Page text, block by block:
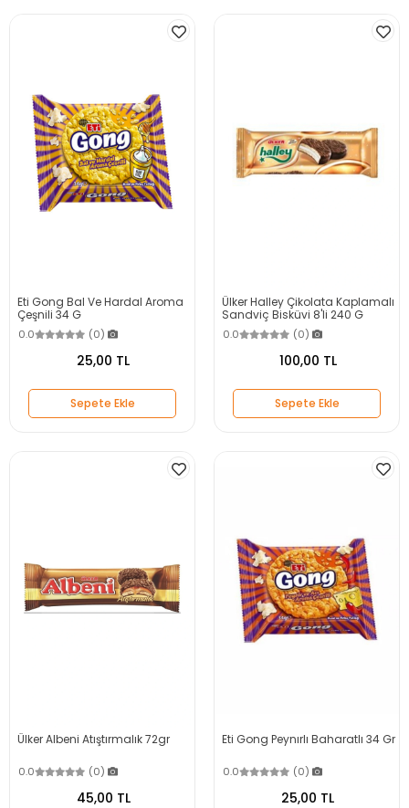
Eti Gong Bal Ve Hardal Aroma
Çeşnili 34 G
0.0 (0)
25,00 TL
Sepete Ekle
Ülker Halley Çikolata Kaplamalı
Sandviç Bisküvi 8'li 240 G
0.0 (0)
100,00 TL
Sepete Ekle
Ülker Albeni Atıştırmalık 72gr
0.0 (0)
45,00 TL
Eti Gong Peynırlı Baharatlı 34 Gr
0.0 (0)
25,00 TL